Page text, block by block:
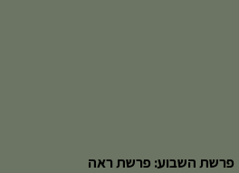
פרשת השבוע: פרשת ראה